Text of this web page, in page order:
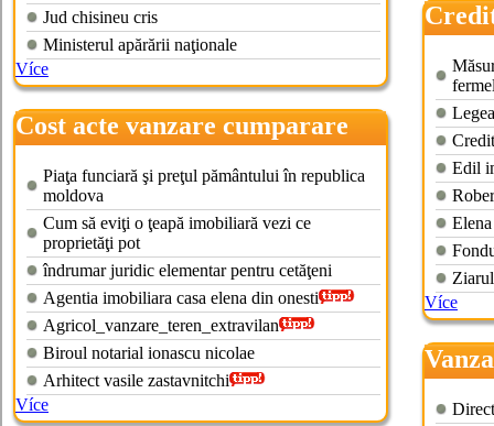
Jud chisineu cris
Ministerul apărării naţionale
Více
Cost acte vanzare cumparare
teren agricol
Piaţa funciară şi preţul pământului în republica
moldova
Cum să eviţi o ţeapă imobiliară vezi ce
proprietăţi pot
îndrumar juridic elementar pentru cetăţeni
Agentia imobiliara casa elena din onesti
Agricol_vanzare_teren_extravilan
Biroul notarial ionascu nicolae
Arhitect vasile zastavnitchi
Více
Edil
Více